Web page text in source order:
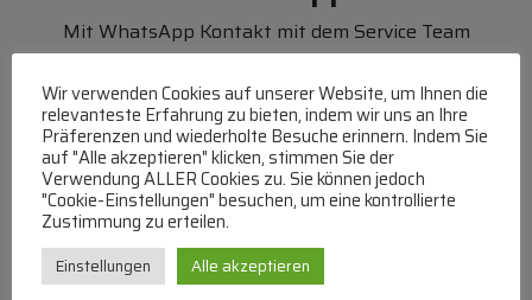
Mit WhatsApp Kontakt mit dem Service Team
aufnehmen
(MO-DO 8-17, FR 8-15 Uhr,+43 1 267 67 60)
Bei uns können Sie bezahlen per:
Überweisung
PayPal
VISA
MasterCard
Wir verwenden Cookies auf unserer Website, um Ihnen die
relevanteste Erfahrung zu bieten, indem wir uns an Ihre
Präferenzen und wiederholte Besuche erinnern. Indem Sie
auf "Alle akzeptieren" klicken, stimmen Sie der
Verwendung ALLER Cookies zu. Sie können jedoch
"Cookie-Einstellungen" besuchen, um eine kontrollierte
Zustimmung zu erteilen.
Einstellungen Alle akzeptieren